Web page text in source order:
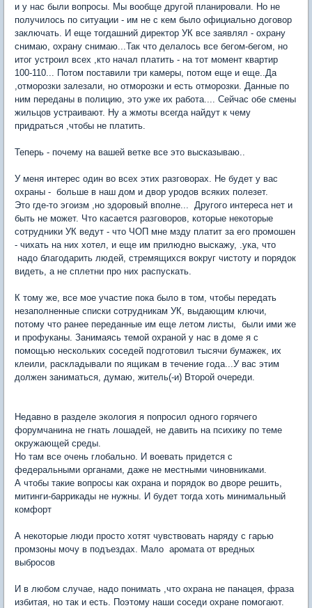
и у нас были вопросы. Мы вообще другой планировали. Но не
получилось по ситуации - им не с кем было официально договор
заключать. И еще тогдашний директор УК все заявлял - охрану
снимаю, охрану снимаю...Так что делалось все бегом-бегом, но
итог устроил всех ,кто начал платить - на тот момент квартир
100-110... Потом поставили три камеры, потом еще и еще..Да
,отморозки залезали, но отморозки и есть отморозки. Данные по
ним переданы в полицию, это уже их работа.... Сейчас обе смены
жильцов устраивают. Ну а жмоты всегда найдут к чему
придраться ,чтобы не платить.
Теперь - почему на вашей ветке все это высказываю..
У меня интерес один во всех этих разговорах. Не будет у вас
охраны - больше в наш дом и двор уродов всяких полезет.
Это где-то эгоизм ,но здоровый вполне... Другого интереса нет и
быть не может. Что касается разговоров, которые некоторые
сотрудники УК ведут - что ЧОП мне мзду платит за его промошен
- чихать на них хотел, и еще им прилюдно выскажу, .ука, что
надо благодарить людей, стремящихся вокруг чистоту и порядок
видеть, а не сплетни про них распускать.
К тому же, все мое участие пока было в том, чтобы передать
незаполненные списки сотрудникам УК, выдающим ключи,
потому что ранее переданные им еще летом листы, были ими же
и профуканы. Занимаясь темой охраной у нас в доме я с
помощью нескольких соседей подготовил тысячи бумажек, их
клеили, раскладывали по ящикам в течение года...У вас этим
должен заниматься, думаю, житель(-и) Второй очереди.
Недавно в разделе экология я попросил одного горячего
форумчанина не гнать лошадей, не давить на психику по теме
окружающей среды.
Но там все очень глобально. И воевать придется с
федеральными органами, даже не местными чиновниками.
А чтобы такие вопросы как охрана и порядок во дворе решить,
митинги-баррикады не нужны. И будет тогда хоть минимальный
комфорт
А некоторые люди просто хотят чувствовать наряду с гарью
промзоны мочу в подъездах. Мало аромата от вредных
выбросов
И в любом случае, надо понимать ,что охрана не панацея, фраза
избитая, но так и есть. Поэтому наши соседи охране помогают.